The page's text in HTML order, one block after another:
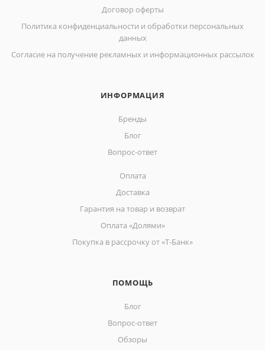
Договор оферты
Политика конфиденциальности и обработки персональных
данных
Согласие на получение рекламных и информационных рассылок
ИНФОРМАЦИЯ
Бренды
Блог
Вопрос-ответ
Оплата
Доставка
Гарантия на товар и возврат
Оплата «Долями»
Покупка в рассрочку от «Т-Банк»
ПОМОЩЬ
Блог
Вопрос-ответ
Обзоры